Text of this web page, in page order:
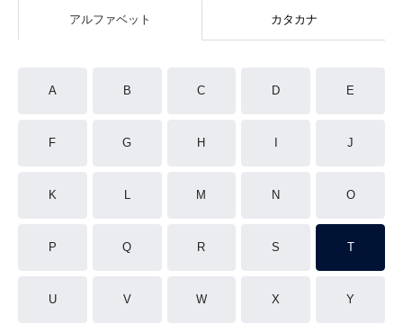
アルファベット カタカナ
A B C D E
F G H J
K L M N O
P Q R S T
U V W X Y